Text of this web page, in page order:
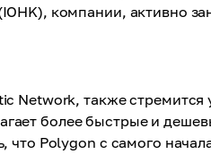
компании, активно
Network, также
более быстрые и
что Polygon с самого